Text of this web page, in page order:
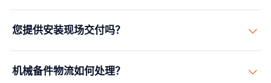
货和具有路线勘察和许可的专业内陆运输。
能协调排放、清洁和认证，或为带液体运输的设备安排适
当的DG处理和文件。
您提供安装现场交付吗？
重机操作和定位。我们与您的安装团队协调，确保设备在
机械备件物流如何处理？